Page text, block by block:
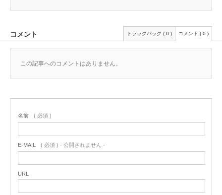
コメント トラックバック ( 0 ) コメント ( 0 )
この記事へのコメントはありません。
名前 ( 必須 )
E-MAIL ( 必須 ) - 公開されません -
URL